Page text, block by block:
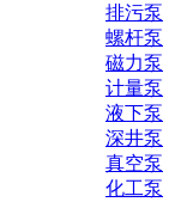
排污泵
螺杆泵
磁力泵
计量泵
液下泵
深井泵
真空泵
化工泵